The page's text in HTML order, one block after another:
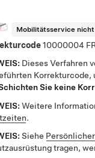
Mobilitätsservice
10000004
Dieses Verfahren
Korrekturcode,
Sie keine
Weitere
.
Siehe
tragen,